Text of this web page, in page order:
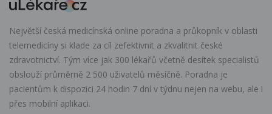
Největší česká medicínská online poradna a průkopník v oblasti
telemedicíny si klade za cíl zefektivnit a zkvalitnit české
zdravotnictví. Tým více jak 300 lékařů včetně desítek specialistů
obslouží průměrně 2 500 uživatelů měsíčně. Poradna je
pacientům k dispozici 24 hodin 7 dní v týdnu nejen na webu, ale i
přes mobilní aplikaci.